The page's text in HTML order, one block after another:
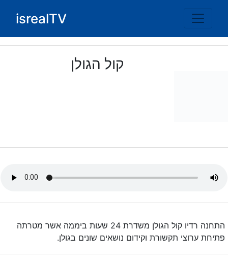
isrealTV
קול הגולן
התחנה רדיו קול הגולן משדרת 24 שעות ביממה אשר מטרתה
פתיחת ערוצי תקשורת וקידום נושאים שונים בגולן.